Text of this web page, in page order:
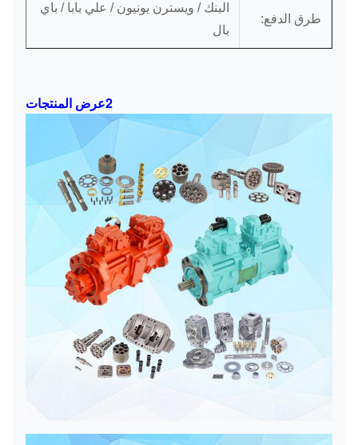
طرق الدفع:
البنك / ويسترن يونيون / علي بابا / باي
بال
2عرض المنتجات